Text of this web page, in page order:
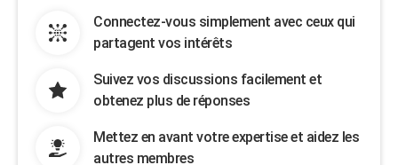
Connectez-vous simplement avec ceux qui
partagent vos intérêts
Suivez vos discussions facilement et
obtenez plus de réponses
Mettez en avant votre expertise et aidez les
autres membres